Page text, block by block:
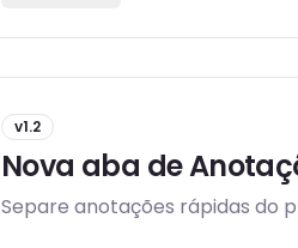
v1.2
Nova aba de
Separe anotações rápidas do